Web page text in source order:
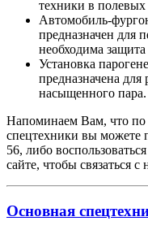
техники в полевых
Автомобиль-
предназначен для
необходима
Установка
предназначена
насыщенного
Напоминаем Вам, что по
спецтехники вы можете
56, либо
сайте, чтобы связаться
Основная